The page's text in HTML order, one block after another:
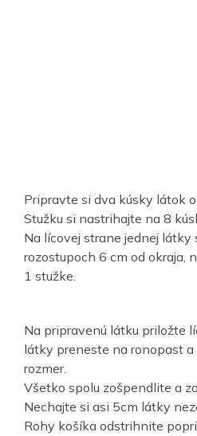
Pripravte si dva kúsky látok
Stužku si nastrihajte na 8
Na lícovej strane jednej
rozostupoch 6 cm od okraja,
1 stužke.
Na pripravenú látku priložte
látky preneste na ronopast
rozmer.
Všetko spolu zošpendlite a
Nechajte si asi 5cm látky
Rohy košíka odstrihnite